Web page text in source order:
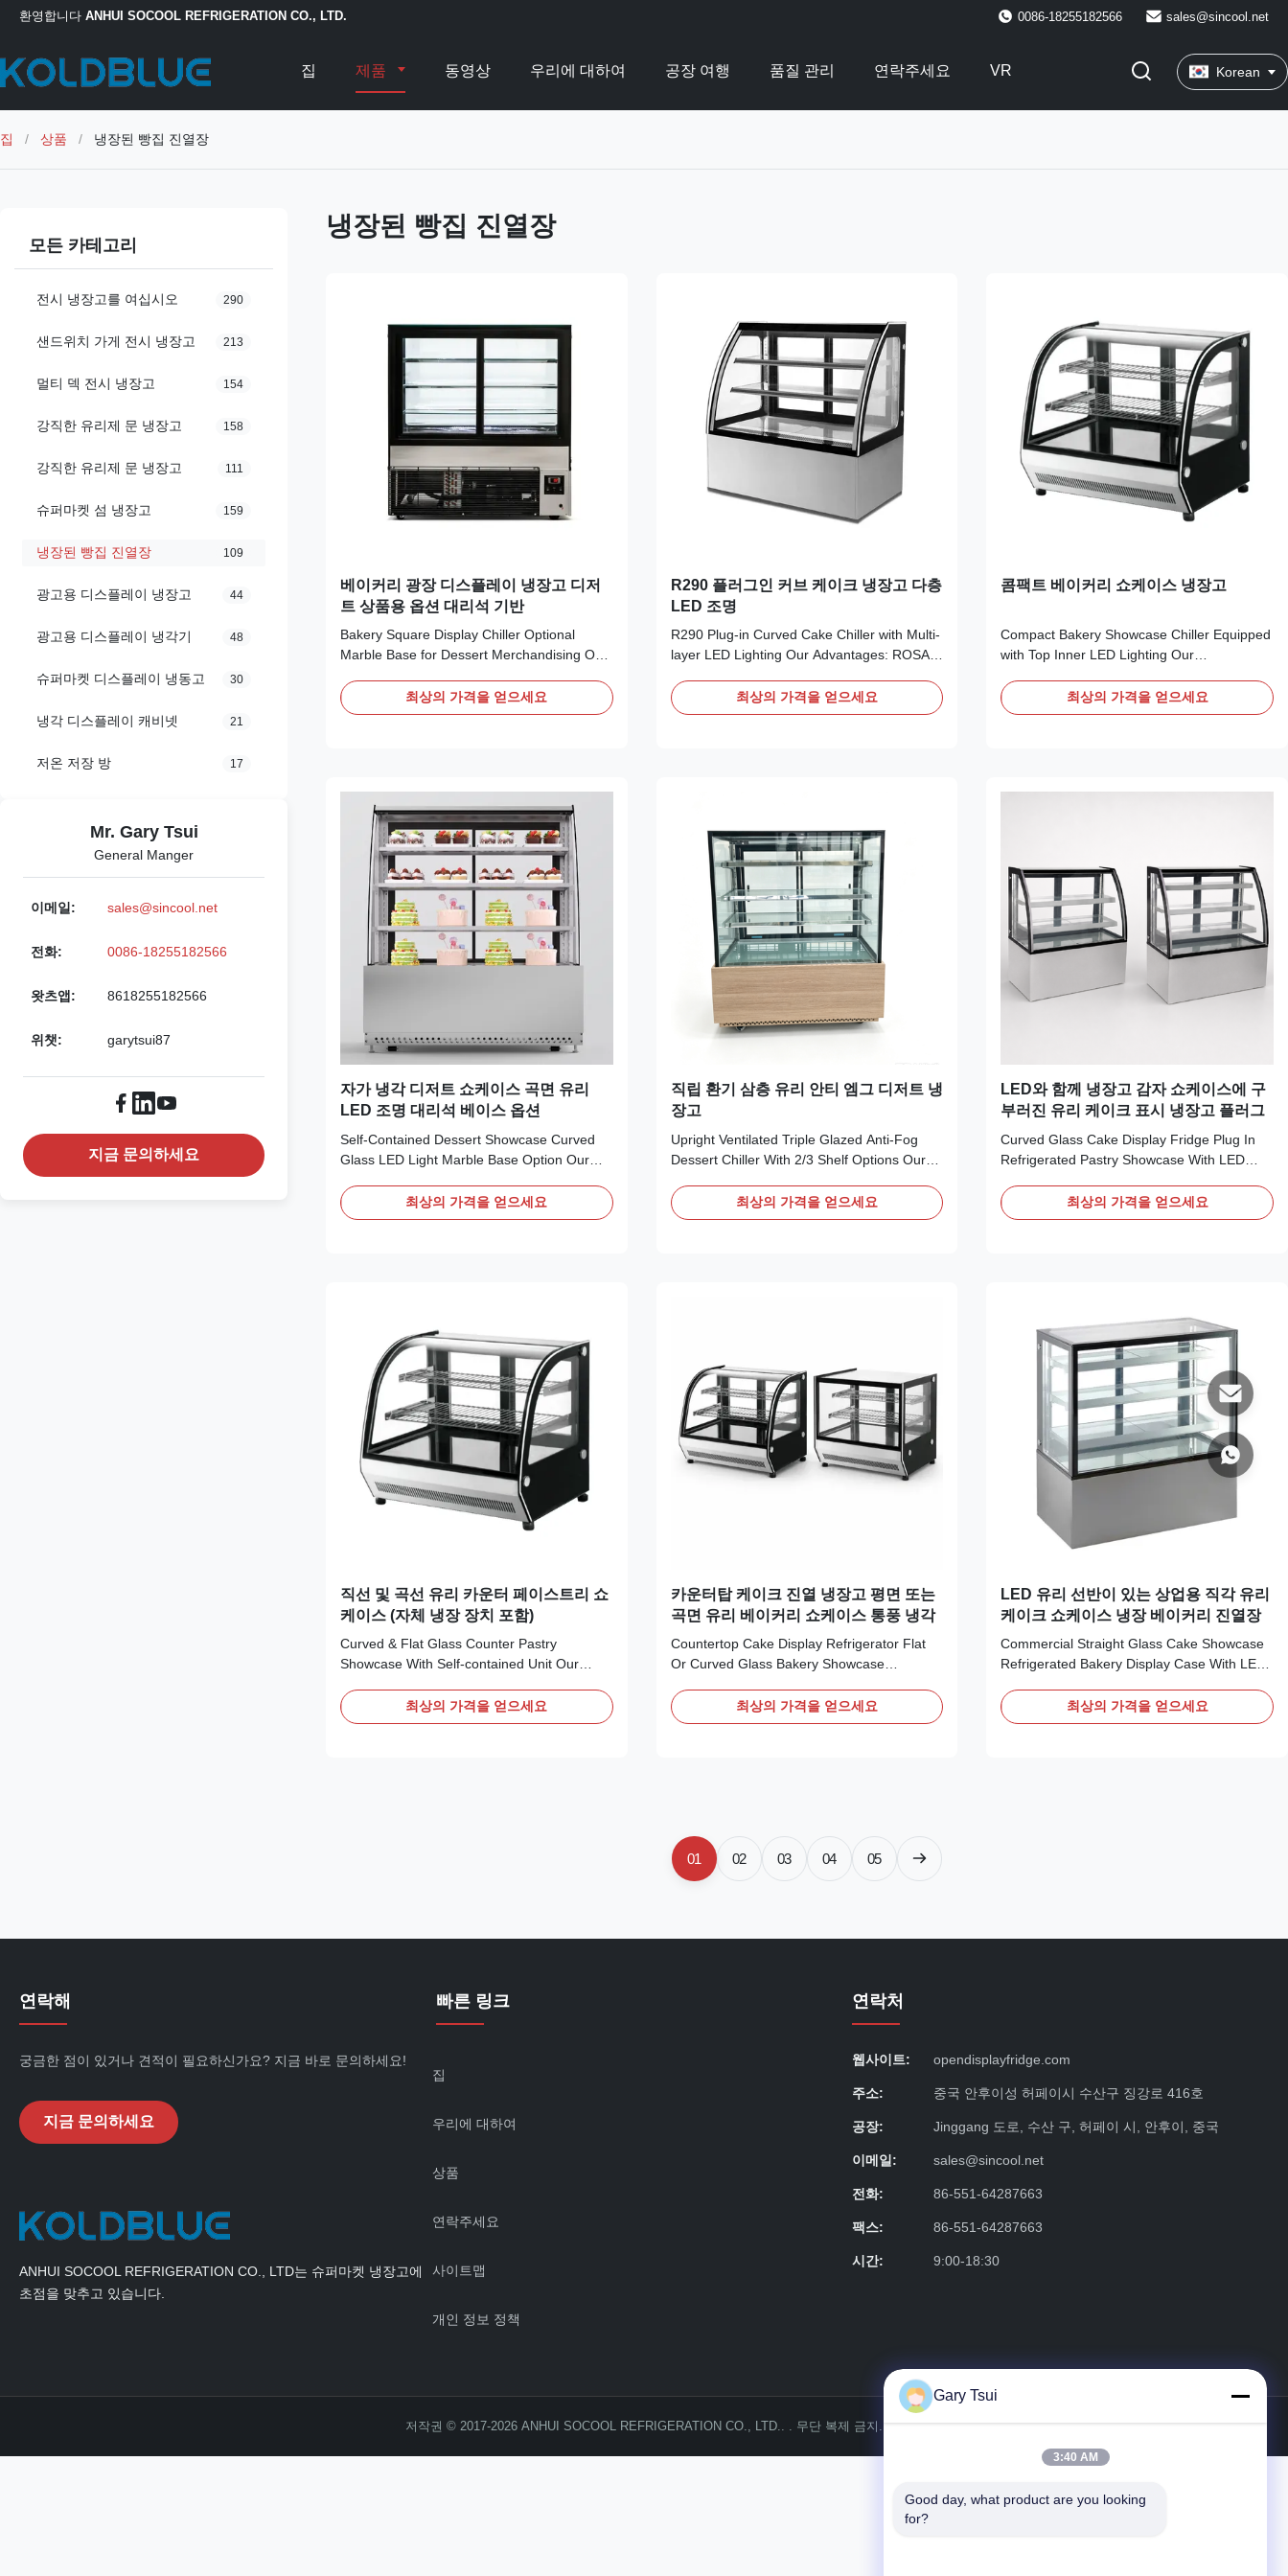
환영합니다 ANHUI SOCOOL REFRIGERATION CO., LTD. 0086-18255182566 sales@sincool.net
집 제품 동영상 우리에 대하여 공장 여행 품질 관리 연락주세요 VR Korean
집 / 상품 / 냉장된 빵집 진열장
모든 카테고리
전시 냉장고를 여십시오 290
샌드위치 가게 전시 냉장고 213
멀티 덱 전시 냉장고 154
강직한 유리제 문 냉장고 158
강직한 유리제 문 냉장고 111
슈퍼마켓 섬 냉장고 159
냉장된 빵집 진열장 109
광고용 디스플레이 냉장고 44
광고용 디스플레이 냉각기 48
슈퍼마켓 디스플레이 냉동고 30
냉각 디스플레이 캐비넷 21
저온 저장 방 17
Mr. Gary Tsui
General Manger
이메일: sales@sincool.net
전화: 0086-18255182566
왓츠앱: 8618255182566
위챗: garytsui87
지금 문의하세요
냉장된 빵집 진열장
베이커리 광장 디스플레이 냉장고 디저
트 상품용 옵션 대리석 기반
Bakery Square Display Chiller Optional
Marble Base for Dessert Merchandising Our
chiller adopts self-contained compressor
with eco-friendly R290 refrigerant for plug-
최상의 가격을 얻으세요
R290 플러그인 커브 케이크 냉장고 다층
LED 조명
R290 Plug-in Curved Cake Chiller with Multi-
layer LED Lighting Our Advantages: ROSA
contained compressor with eco-friendly
R290 refrigerant for plug-and-play operation.
최상의 가격을 얻으세요
콤팩트 베이커리 쇼케이스 냉장고
Compact Bakery Showcase Chiller Equipped
with Top Inner LED Lighting Our
showcase uses self-contained compressor
with eco-friendly R290 refrigerant for plug-
최상의 가격을 얻으세요
자가 냉각 디저트 쇼케이스 곡면 유리
LED 조명 대리석 베이스 옵션
Self‑Contained Dessert Showcase Curved
Glass LED Light Marble Base Option Our
display cabinet is a plug‑and‑play
self‑contained unit. Adopting R290
최상의 가격을 얻으세요
직립 환기 삼층 유리 안티 엠그 디저트 냉
장고
Upright Ventilated Triple Glazed Anti-Fog
Dessert Chiller With 2/3 Shelf Options Our
cake display cabinet is a self-contained
commercial chiller charged with eco-friendly
최상의 가격을 얻으세요
LED와 함께 냉장고 감자 쇼케이스에 구
부러진 유리 케이크 표시 냉장고 플러그
Curved Glass Cake Display Fridge Plug In
Refrigerated Pastry Showcase With LED
showcase created for prominent
presentation of cakes, confectionery,
최상의 가격을 얻으세요
직선 및 곡선 유리 카운터 페이스트리 쇼
케이스 (자체 냉장 장치 포함)
Curved & Flat Glass Counter Pastry
Showcase With Self‑contained Unit Our
chiller provides curved and flat front‑glass
versions with standard 900mm cabinet
최상의 가격을 얻으세요
카운터탑 케이크 진열 냉장고 평면 또는
곡면 유리 베이커리 쇼케이스 통풍 냉각
Countertop Cake Display Refrigerator Flat
Or Curved Glass Bakery Showcase
countertop display range for bakeries, cafés,
convenience stores, restaurants and limited-
최상의 가격을 얻으세요
LED 유리 선반이 있는 상업용 직각 유리
케이크 쇼케이스 냉장 베이커리 진열장
Commercial Straight Glass Cake Showcase
Refrigerated Bakery Display Case With LED
refrigerated bakery display case developed
for cakes, pastries, desserts, cheese and
최상의 가격을 얻으세요
01 02 03 04 05
연락해
궁금한 점이 있거나 견적이 필요하신가요? 지금 바로 문의하세요!
지금 문의하세요
ANHUI SOCOOL REFRIGERATION CO., LTD는 슈퍼마켓 냉장고에
초점을 맞추고 있습니다.
빠른 링크
집
우리에 대하여
상품
연락주세요
사이트맵
개인 정보 정책
연락처
웹사이트: opendisplayfridge.com
주소: 중국 안후이성 허페이시 수산구 징강로 416호
공장: Jinggang 도로, 수산 구, 허페이 시, 안후이, 중국
이메일: sales@sincool.net
전화: 86-551-64287663
팩스: 86-551-64287663
시간: 9:00-18:30
저작권 © 2017-2026 ANHUI SOCOOL REFRIGERATION CO., LTD.. . 무단 복제 금지.
Gary Tsui
3:40 AM
Good day, what product are you looking
for?